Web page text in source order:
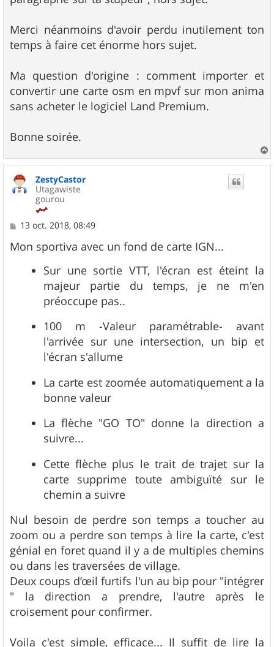
Merci néanmoins d'avoir perdu inutilement ton
temps à faire cet énorme hors sujet.
Ma question d'origine : comment importer et
convertir une carte osm en mpvf sur mon anima
sans acheter le logiciel Land Premium.
Bonne soirée.
a
ZestyCastor
Utagawiste
gourou
M
s
s
13 oct. 2018, 08:49
Mon sportiva avec un fond de carte IGN...
Sur une sortie VTT, l'écran est éteint la
majeur partie du temps, je ne m'en
préoccupe pas..
100 m -Valeur paramétrable- avant
l'arrivée sur une intersection, un bip et
l'écran s'allume
La carte est zoomée automatiquement a la
bonne valeur
La flèche "GO TO" donne la direction a
suivre...
Cette flèche plus le trait de trajet sur la
carte supprime toute ambiguïté sur le
chemin a suivre
Nul besoin de perdre son temps a toucher au
zoom ou a perdre son temps à lire la carte, c'est
génial en foret quand il y a de multiples chemins
ou dans les traversées de village.
Deux coups d’œil furtifs l'un au bip pour "intégrer
" la direction a prendre, l'autre après le
croisement pour confirmer.
Voila c'est simple, efficace... Il suffit de lire la